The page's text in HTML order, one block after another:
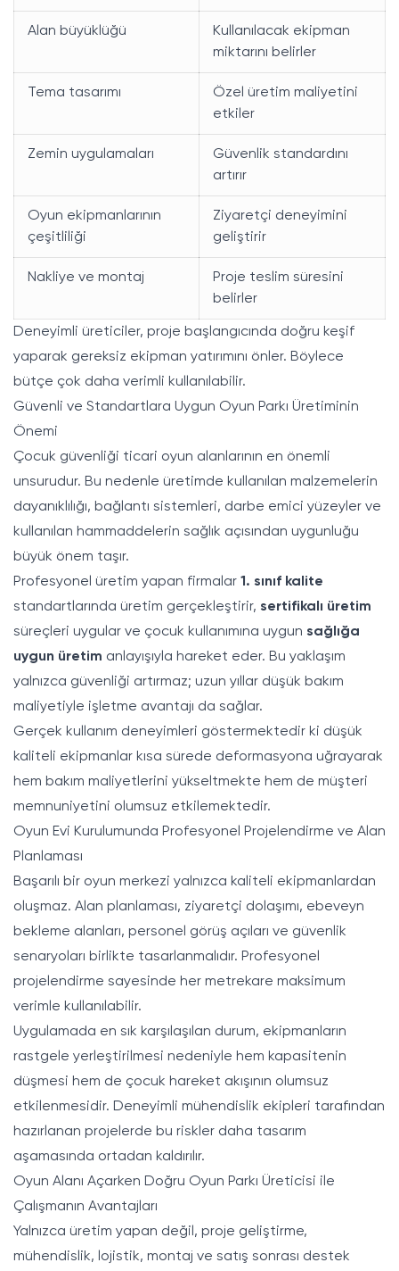
Alan büyüklüğü
Kullanılacak ekipman
miktarını belirler
Tema tasarımı
Özel üretim maliyetini
etkiler
Zemin uygulamaları
Güvenlik standardını
artırır
Oyun ekipmanlarının
çeşitliliği
Ziyaretçi deneyimini
geliştirir
Nakliye ve montaj
Proje teslim süresini
belirler
Deneyimli üreticiler, proje başlangıcında doğru keşif
yaparak gereksiz ekipman yatırımını önler. Böylece
bütçe çok daha verimli kullanılabilir.
Güvenli ve Standartlara Uygun Oyun Parkı Üretiminin
Önemi
Çocuk güvenliği ticari oyun alanlarının en önemli
unsurudur. Bu nedenle üretimde kullanılan malzemelerin
dayanıklılığı, bağlantı sistemleri, darbe emici yüzeyler ve
kullanılan hammaddelerin sağlık açısından uygunluğu
büyük önem taşır.
Profesyonel üretim yapan firmalar 1. sınıf kalite
standartlarında üretim gerçekleştirir, sertifikalı üretim
süreçleri uygular ve çocuk kullanımına uygun sağlığa
uygun üretim anlayışıyla hareket eder. Bu yaklaşım
yalnızca güvenliği artırmaz; uzun yıllar düşük bakım
maliyetiyle işletme avantajı da sağlar.
Gerçek kullanım deneyimleri göstermektedir ki düşük
kaliteli ekipmanlar kısa sürede deformasyona uğrayarak
hem bakım maliyetlerini yükseltmekte hem de müşteri
memnuniyetini olumsuz etkilemektedir.
Oyun Evi Kurulumunda Profesyonel Projelendirme ve Alan
Planlaması
Başarılı bir oyun merkezi yalnızca kaliteli ekipmanlardan
oluşmaz. Alan planlaması, ziyaretçi dolaşımı, ebeveyn
bekleme alanları, personel görüş açıları ve güvenlik
senaryoları birlikte tasarlanmalıdır. Profesyonel
projelendirme sayesinde her metrekare maksimum
verimle kullanılabilir.
Uygulamada en sık karşılaşılan durum, ekipmanların
rastgele yerleştirilmesi nedeniyle hem kapasitenin
düşmesi hem de çocuk hareket akışının olumsuz
etkilenmesidir. Deneyimli mühendislik ekipleri tarafından
hazırlanan projelerde bu riskler daha tasarım
aşamasında ortadan kaldırılır.
Oyun Alanı Açarken Doğru Oyun Parkı Üreticisi ile
Çalışmanın Avantajları
Yalnızca üretim yapan değil, proje geliştirme,
mühendislik, lojistik, montaj ve satış sonrası destek